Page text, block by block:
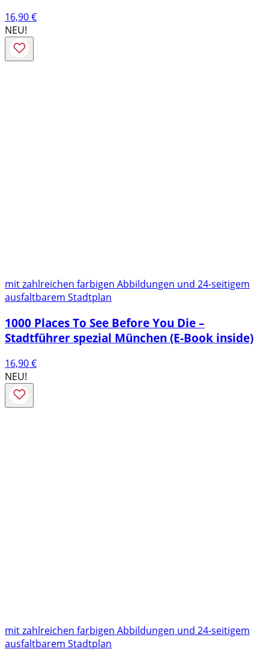
16,90€
NEU!
mit zahlreichen farbigen Abbildungen und 24-seitigem
ausfaltbarem Stadtplan
1000 Places To See Before You Die –
Stadtführer spezial München (E-Book inside)
16,90€
NEU!
mit zahlreichen farbigen Abbildungen und 24-seitigem
ausfaltbarem Stadtplan